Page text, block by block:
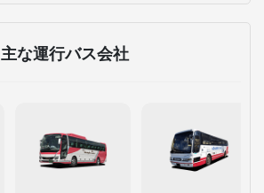
主な運行バス会社